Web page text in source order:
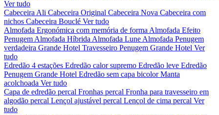
Ver tudo
Cabeceira Ali Cabeceira Original Cabeceira Nova Cabeceira com
nichos Cabeceira Bouclé Ver tudo
Almofada Ergonómica com memória de forma Almofada Efeito
Penugem Almofada Híbrida Almofada Lune Almofada Penugem
verdadeira Grande Hotel Travesseiro Penugem Grande Hotel Ver
tudo
Edredão 4 estações Edredão calor supremo Edredão leve Edredão
Penugem Grande Hotel Edredão sem capa bicolorManta
acolchoada Ver tudo
Capa de edredão percal Fronhas percal Fronha para travesseiro em
algodão percal Lençol ajustável percal Lençol de cima percal Ver
tudo